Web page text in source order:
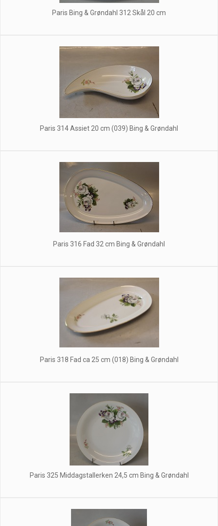
Paris Bing & Grøndahl 312 Skål 20 cm
Paris 314 Assiet 20 cm (039) Bing & Grøndahl
Paris 316 Fad 32 cm Bing & Grøndahl
Paris 318 Fad ca 25 cm (018) Bing & Grøndahl
Paris 325 Middagstallerken 24,5 cm Bing & Grøndahl